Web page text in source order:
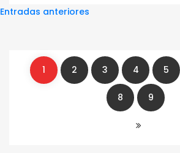
Navegación
entradas
Entradas anteriores
1 2 3 4 5
8 9